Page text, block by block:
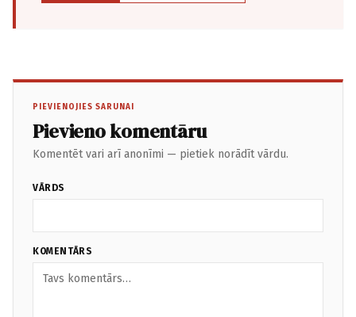
PIEVIENOJIES SARUNAI
Pievieno komentāru
Komentēt vari arī anonīmi — pietiek norādīt vārdu.
VĀRDS
KOMENTĀRS